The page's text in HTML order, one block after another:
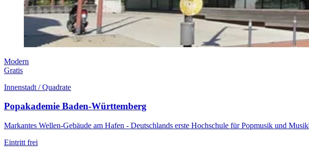
Modern
Gratis
Innenstadt / Quadrate
Popakademie Baden-Württemberg
Markantes Wellen-Gebäude am Hafen - Deutschlands erste Hochschule für Popmusik und
Eintritt frei